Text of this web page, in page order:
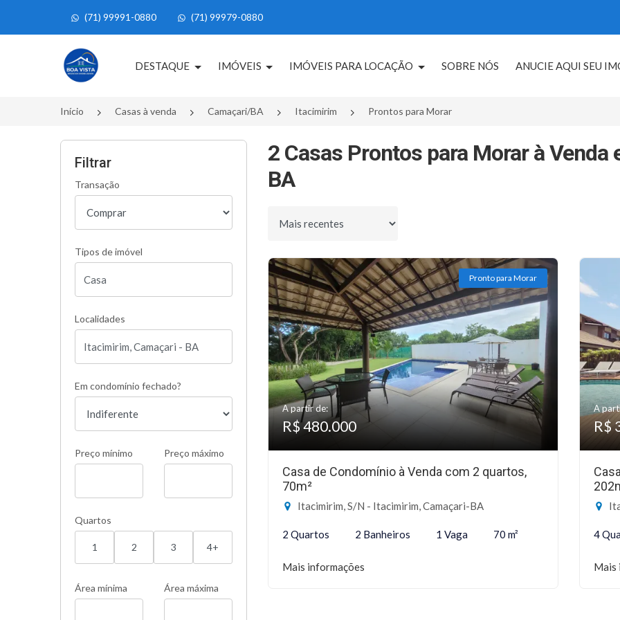
(71) 99991-0880 (71) 99979-0880
Página inicial
DESTAQUE IMÓVEIS IMÓVEIS PARA LOCAÇÃO SOBRE NÓS ANUCIE AQUI SEU
Início Casas à venda Camaçari/BA Itacimirim Prontos para Morar
Filtrar
Transação
Tipos de imóvel
Localidades
Em condomínio fechado?
Preço mínimo Preço máximo
Quartos
1 2 3 4+
Área mínima Área máxima
2 Casas Prontos para Morar à
BA
Ordenar por
Pronto para Morar
A partir de:
R$ 480.000
Casa de Condomínio à Venda com 2 quartos,
70m²
Itacimirim, S/N - Itacimirim, Camaçari-BA
2 Quartos 2 Banheiros 1 Vaga 70 m²
Mais informações
A
R$
4
Mais